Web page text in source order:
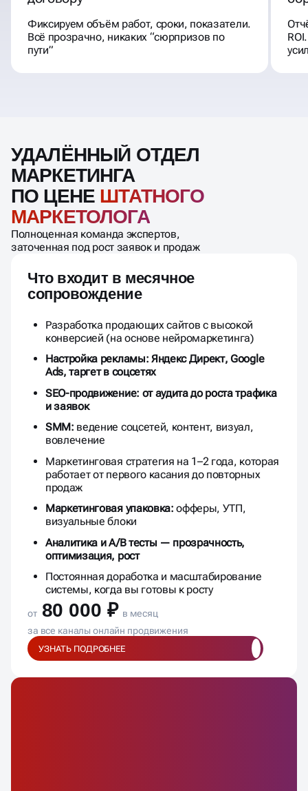
Фиксируем объём работ, сроки, показатели.
Всё прозрачно, никаких “сюрпризов по
пути”
УДАЛЁННЫЙ ОТДЕЛ
МАРКЕТИНГА
ПО ЦЕНЕ ШТАТНОГО
МАРКЕТОЛОГА
Полноценная команда экспертов,
заточенная под рост заявок и продаж
Что входит в месячное
сопровождение
Разработка продающих сайтов с высокой
конверсией (на основе нейромаркетинга)
Настройка рекламы: Яндекс Директ, Google
Ads, таргет в соцсетях
SEO-продвижение: от аудита до роста трафика
и заявок
SMM: ведение соцсетей, контент, визуал,
вовлечение
Маркетинговая стратегия на 1–2 года, которая
работает от первого касания до повторных
продаж
Маркетинговая упаковка: офферы, УТП,
визуальные блоки
Аналитика и A/B тесты — прозрачность,
оптимизация, рост
Постоянная доработка и масштабирование
системы, когда вы готовы к росту
от 80 000 ₽ в месяц
за все каналы онлайн продвижения
УЗНАТЬ ПОДРОБНЕЕ